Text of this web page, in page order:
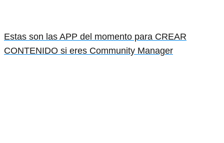
Estas son las APP del momento para CREAR
CONTENIDO si eres Community Manager